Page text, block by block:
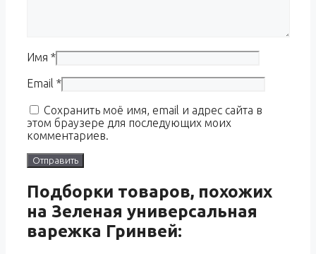
Имя *
Email *
Сохранить моё имя, email и адрес сайта в
этом браузере для последующих моих
комментариев.
Подборки товаров, похожих
на Зеленая универсальная
варежка Гринвей: